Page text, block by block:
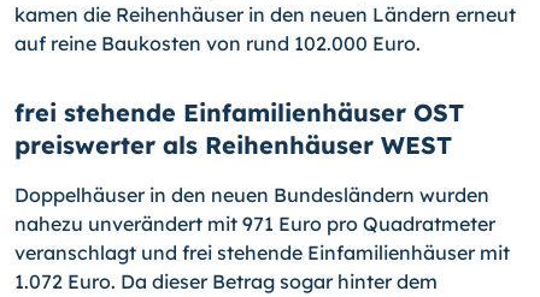
kamen die Reihenhäuser in den neuen Ländern erneut
auf reine Baukosten von rund 102.000 Euro.
frei stehende Einfamilienhäuser OST
preiswerter als Reihenhäuser WEST
Doppelhäuser in den neuen Bundesländern wurden
nahezu unverändert mit 971 Euro pro Quadratmeter
veranschlagt und frei stehende Einfamilienhäuser mit
1.072 Euro. Da dieser Betrag sogar hinter dem